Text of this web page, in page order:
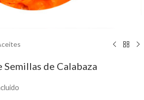
de Calabaza